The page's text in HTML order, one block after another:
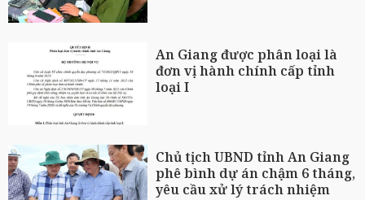
An Giang được phân loại là
đơn vị hành chính cấp tỉnh
loại I
Chủ tịch UBND tỉnh An Giang
phê bình dự án chậm 6 tháng,
yêu cầu xử lý trách nhiệm